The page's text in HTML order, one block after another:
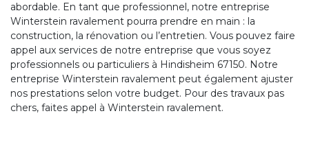
abordable. En tant que professionnel, notre entreprise
Winterstein ravalement pourra prendre en main : la
construction, la rénovation ou l’entretien. Vous pouvez faire
appel aux services de notre entreprise que vous soyez
professionnels ou particuliers à Hindisheim 67150. Notre
entreprise Winterstein ravalement peut également ajuster
nos prestations selon votre budget. Pour des travaux pas
chers, faites appel à Winterstein ravalement.